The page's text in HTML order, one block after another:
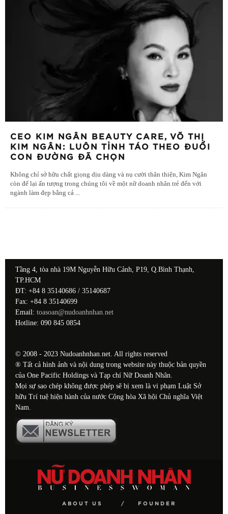
CEO KIM NGÂN BEAUTY CARE, VÕ THỊ
KIM NGÂN: LUÔN TỈNH TÁO THEO ĐUỔI
CON ĐƯỜNG ĐÃ CHỌN
Không chỉ sở hữu chất giọng dịu dàng và nụ cười thân thiện, Kim Ngân
còn để lại ấn tượng trong chúng tôi về một nữ doanh nhân trẻ đến với
ngành làm đẹp bằng cả ...
Tầng 4, tòa nhà 19M Nguyễn Hữu Cảnh, P19, Q.Bình Thạnh,
TP.HCM
ĐT: +84 8 35140686 / 35140687
Fax: +84 8 35140699
Email: toasoan@nudoanhnhan.net
Hotline: 090 845 0854
© 2008 - 2023 Nudoanhnhan.net. All rights reserved
® Tất cả hình ảnh và nội dung trong website này thuộc bản quyền
của One Pacific Holdings và Tạp chí Nữ Doanh Nhân.
Mọi sự sao chép không được phép sẽ bị xem là vi phạm Luật Sở
hữu Trí tuệ hiện hành của nước Cộng hòa Xã hội Chủ nghĩa Việt
Nam.
ABOUT US FOUNDER